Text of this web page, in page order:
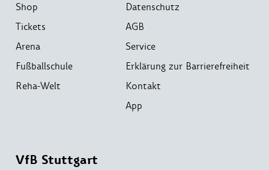
Shop
Tickets
Arena
Fußballschule
Reha-Welt
Datenschutz
AGB
Service
Erklärung zur Barrierefreiheit
Kontakt
App
VfB Stuttgart